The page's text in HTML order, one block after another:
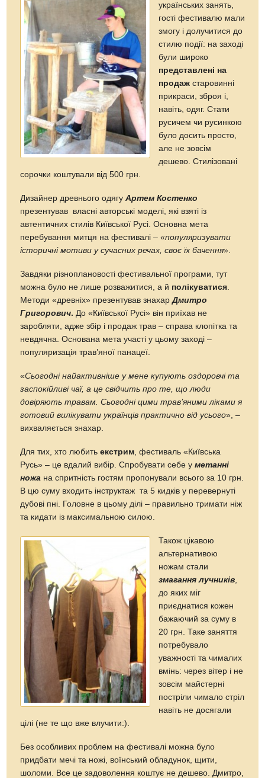
українських занять,
гості фестивалю мали
змогу і долучитися до
стилю події: на заході
були широко
представлені на
продаж старовинні
прикраси, зброя і,
навіть, одяг. Стати
русичем чи русинкою
було досить просто,
але не зовсім
дешево. Стилізовані
сорочки коштували від 500 грн.
Дизайнер древнього одягуАртем Костенко
презентував власні авторські моделі, які взяті із
автентичних стилів Київської Русі. Основна мета
перебування митця на фестивалі – «популяризувати
історичні мотиви у сучасних речах, своє їх бачення».
Завдяки різноплановості фестивальної програми, тут
можна було не лише розважитися, а й полікуватися
Методи «древніх» презентував знахарДмитро
Григорович. До «Київської Русі» він приїхав не
заробляти, адже збір і продаж трав – справа клопітка та
невдячна. Основана мета участі у цьому заході –
популяризація трав’яної панацеї.
«Сьогодні найактивніше у мене купують оздоровчі та
заспокійливі чаї, а це свідчить про те, що люди
довіряють травам. Сьогодні цими трав’яними ліками я
готовий вилікувати українців практично від усього», –
вихваляється знахар.
Для тих, хто любитьекстрим , фестиваль «Київська
Русь» – це вдалий вибір. Спробувати себе уметанні
ножа на спритність гостям пропонували всього за 10 грн.
В цю суму входить інструктаж та 5 кидків у перевернуті
дубові пні. Головне в цьому ділі – правильно тримати ніж
та кидати із максимальною силою.
Також цікавою
альтернативою
ножам стали
змагання лучників
до яких міг
приєднатися кожен
бажаючий за суму в
20 грн. Таке заняття
потребувало
уважності та чималих
вмінь: через вітер і не
зовсім майстерні
постріли чимало стріл
навіть не досягали
цілі (не те що вже влучити:).
Без особливих проблем на фестивалі можна було
придбати мечі та ножі, воїнський обладунок, щити,
шоломи. Все це задоволення коштує не дешево. Дмитро,